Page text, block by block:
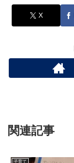
X
関連記事
子育て